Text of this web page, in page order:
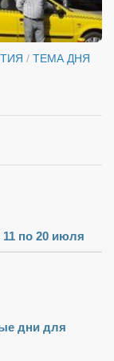
/ ТЕМА ДНЯ
по 20 июля
дни для